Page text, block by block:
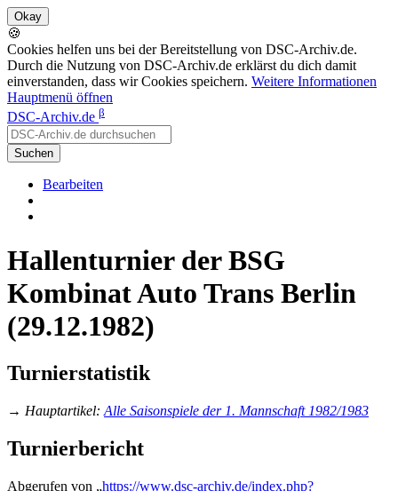
🍪
Cookies helfen uns bei der Bereitstellung von DSC-Archiv.de.
Durch die Nutzung von DSC-Archiv.de erklärst du dich damit
einverstanden, dass wir Cookies speichern. Weitere Informationen
Hauptmenü öffnen
DSC-Archiv.de β
Suchen
Bearbeiten
Hallenturnier der BSG
Kombinat Auto Trans Berlin
(29.12.1982)
Turnierstatistik
→ Hauptartikel: Alle Saisonspiele der 1. Mannschaft 1982/1983
Turnierbericht
Abgerufen von „https://www.dsc-archiv.de/index.php?